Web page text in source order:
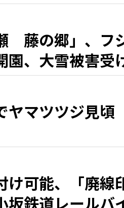
藤の郷」、フ
、大雪被害受
ヤマツツジ見
け可能、「廃線
鉄道レールバ